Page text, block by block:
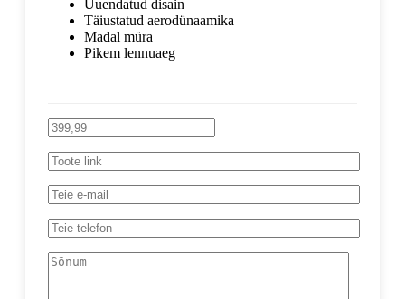
Uuendatud disain
Täiustatud aerodünaamika
Madal müra
Pikem lennuaeg